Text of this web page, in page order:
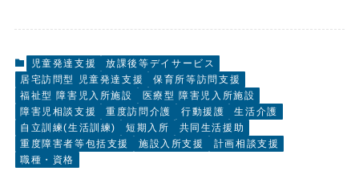
児童発達支援
放課後等デイサービス
居宅訪問型 児童発達支援
保育所等訪問支援
福祉型 障害児入所施設
医療型 障害児入所施設
障害児相談支援
重度訪問介護 行動援護
生活介護
自立訓練(生活訓練)
短期入所
共同生活援助
重度障害者等包括支援
施設入所支援
計画相談支援
職種・資格